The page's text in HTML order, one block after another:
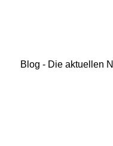
Blog - Die aktuellen